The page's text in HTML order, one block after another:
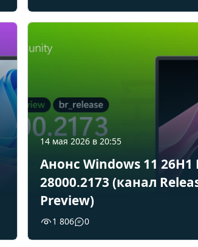
14 мая 2026 в 20:55
Анонс Windows 11 26H1
28000.2173 (канал
Preview)
1 806 0